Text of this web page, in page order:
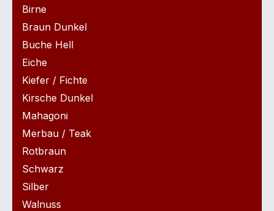
Birne
Braun Dunkel
Buche Hell
Eiche
Kiefer / Fichte
Kirsche Dunkel
Mahagoni
Merbau / Teak
Rotbraun
Schwarz
Silber
Walnuss